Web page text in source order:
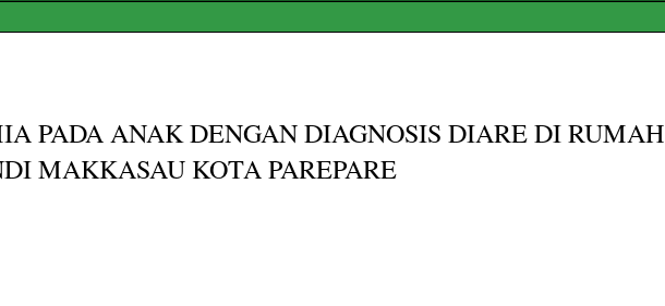
PADA ANAK DENGAN DIAGNOSIS DIARE DI RUMAH
MAKKASAU KOTA PAREPARE